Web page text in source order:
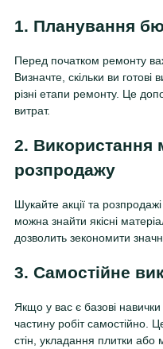
1. Планування
Перед початком ремонту
Визначте, скільки ви готові
різні етапи ремонту. Це
витрат.
2. Використання
розпродажу
Шукайте акції та
можна знайти якісні
дозволить зекономити
3. Самостійне
Якщо у вас є базові
частину робіт
стін, укладання плитки або